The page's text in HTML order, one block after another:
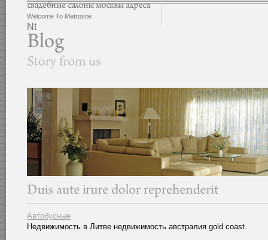
Welcome To Metrosite
Nt
Автобусные
Недвижимость в Литве недвижимость австралия gold coast